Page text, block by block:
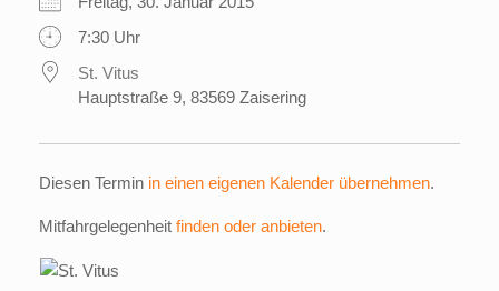
7:30 Uhr
St. Vitus
Hauptstraße 9, 83569 Zaisering
Diesen Termin in einen eigenen Kalender übernehmen.
Mitfahrgelegenheit finden oder anbieten.